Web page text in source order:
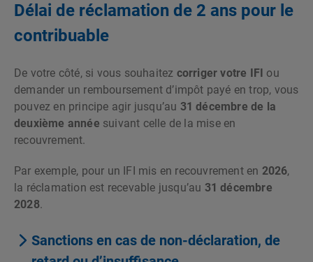
Délai de réclamation de 2 ans pour le
contribuable
De votre côté, si vous souhaitez corriger votre IFI ou
demander un remboursement d’impôt payé en trop, vous
pouvez en principe agir jusqu’au 31 décembre de la
deuxième année suivant celle de la mise en
recouvrement.
Par exemple, pour un IFI mis en recouvrement en 2026,
la réclamation est recevable jusqu’au 31 décembre
2028.
Sanctions en cas de non-déclaration, de